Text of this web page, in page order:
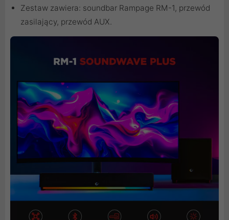
Zestaw zawiera: soundbar Rampage RM-1, przewód
zasilający, przewód AUX.